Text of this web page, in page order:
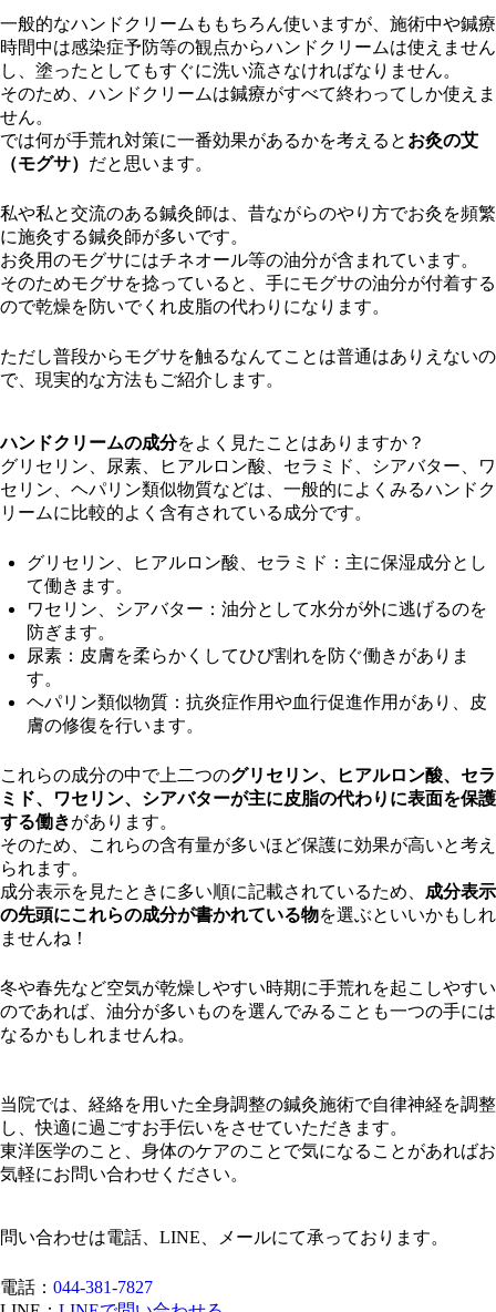
一般的なハンドクリームももちろん使いますが、施術中や鍼療
時間中は感染症予防等の観点からハンドクリームは使えません
し、塗ったとしてもすぐに洗い流さなければなりません。
そのため、ハンドクリームは鍼療がすべて終わってしか使えま
せん。
では何が手荒れ対策に一番効果があるかを考えると お灸の艾
（モグサ） だと思います。
私や私と交流のある鍼灸師は、昔ながらのやり方でお灸を頻繁
に施灸する鍼灸師が多いです。
お灸用のモグサにはチネオール等の油分が含まれています。
そのためモグサを捻っていると、手にモグサの油分が付着する
ので乾燥を防いでくれ皮脂の代わりになります。
ただし普段からモグサを触るなんてことは普通はありえないの
で、現実的な方法もご紹介します。
ハンドクリームの成分をよく見たことはありますか？
グリセリン、尿素、ヒアルロン酸、セラミド、シアバター、ワ
セリン、ヘパリン類似物質などは、一般的によくみるハンドク
リームに比較的よく含有されている成分です。
グリセリン、ヒアルロン酸、セラミド：主に保湿成分とし
て働きます。
ワセリン、シアバター：油分として水分が外に逃げるのを
防ぎます。
尿素：皮膚を柔らかくしてひび割れを防ぐ働きがありま
す。
ヘパリン類似物質：抗炎症作用や血行促進作用があり、皮
膚の修復を行います。
これらの成分の中で上二つのグリセリン、ヒアルロン酸、セラ
ミド、ワセリン、シアバターが主に皮脂の代わりに表面を保護
する働きがあります。
そのため、これらの含有量が多いほど保護に効果が高いと考え
られます。
成分表示を見たときに多い順に記載されているため、 成分表示
の先頭にこれらの成分が書かれている物を選ぶといいかもしれ
ませんね！
冬や春先など空気が乾燥しやすい時期に手荒れを起こしやすい
のであれば、油分が多いものを選んでみることも一つの手には
なるかもしれませんね。
当院では、経絡を用いた全身調整の鍼灸施術で自律神経を調整
し、快適に過ごすお手伝いをさせていただきます。
東洋医学のこと、身体のケアのことで気になることがあればお
気軽にお問い合わせください。
問い合わせは電話、LINE、メールにて承っております。
電話： 044-381-7827